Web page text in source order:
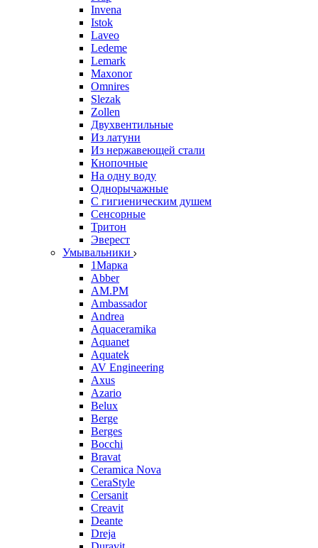
Invena
Istok
Laveo
Ledeme
Lemark
Maxonor
Omnires
Slezak
Zollen
Двухвентильные
Из латуни
Из нержавеющей стали
Кнопочные
На одну воду
Однорычажные
С гигиеническим душем
Сенсорные
Тритон
Эверест
Умывальники
1Марка
Abber
AM.PM
Ambassador
Andrea
Aquaceramika
Aquanet
Aquatek
AV Engineering
Axus
Azario
Belux
Berge
Berges
Bocchi
Bravat
Ceramica Nova
CeraStyle
Cersanit
Creavit
Deante
Dreja